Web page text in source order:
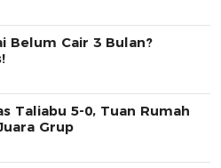
Belum Cair 3 Bulan?
Taliabu 5-0, Tuan Rumah
Grup